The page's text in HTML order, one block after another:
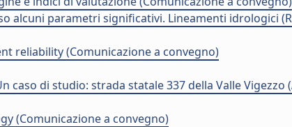
alcuni parametri significativi. Lineamenti idrologici
reliability (Comunicazione a convegno)
di studio: strada statale 337 della Valle Vigezzo
(Comunicazione a convegno)